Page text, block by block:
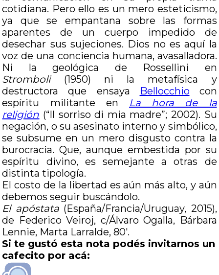
cotidiana. Pero ello es un mero esteticismo,
ya que se empantana sobre las formas
aparentes de un cuerpo impedido de
desechar sus sujeciones. Dios no es aquí la
voz de una conciencia humana, avasalladora.
Ni la geológica de Rossellini en
Stromboli(1950) ni la metafísica y
destructora que ensaya
Bellocchiocon
espíritu militante en La hora de la
religión (“Il sorriso di mia madre”; 2002). Su
negación, o su asesinato interno y simbólico,
se subsume en un mero disgusto contra la
burocracia. Que, aunque embestida por su
espíritu divino, es semejante a otras de
distinta tipología.
El costo de la libertad es aún más alto, y aún
debemos seguir buscándolo.
El apóstata(España/Francia/Uruguay, 2015),
de Federico Veiroj, c/Álvaro Ogalla, Bárbara
Lennie, Marta Larralde, 80′.
Si te gustó esta nota podés invitarnos un
cafecito por acá: